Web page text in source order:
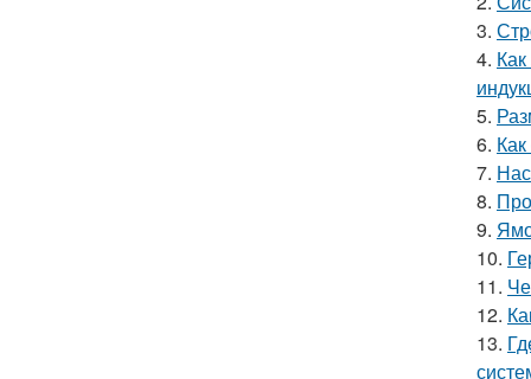
3.
4.
5.
6.
7.
8.
9.
10.
11.
12.
13.